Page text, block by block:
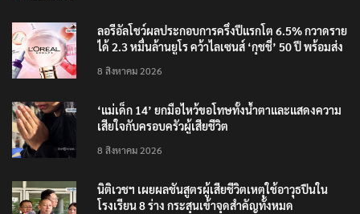
ลอรีอัลโชว์ผลประกอบการครึ่งปีแรกโต 6.5% กวาดราย
ได้ 2.3 หมื่นล้านยูโร คว้าไลเซนส์ ‘กุชชี่’ 50 ปี พร้อมส่ง
8 สิงหาคม 2026
‘แม่เด็ก 14’ ยกมือไหว้ขอโทษทั้งน้ำตาและแสดงความ
เสียใจกับครอบครัวผู้เสียชีวิต
8 สิงหาคม 2026
นิติเวชฯ เผยผลชันสูตรผู้เสียชีวิตเหตุใช้อาวุธปืนใน
โรงเรียน 8 ร่าง กระสุนเข้าจุดสำคัญทั้งหมด